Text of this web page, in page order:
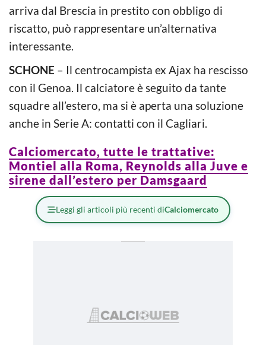
arriva dal Brescia in prestito con obbligo di
riscatto, può rappresentare un’alternativa
interessante.
SCHONE – Il centrocampista ex Ajax ha rescisso
con il Genoa. Il calciatore è seguito da tante
squadre all’estero, ma si è aperta una soluzione
anche in Serie A: contatti con il Cagliari.
Calciomercato, tutte le trattative:
Montiel alla Roma, Reynolds alla Juve e
sirene dall’estero per Damsgaard
Leggi gli articoli più recenti diCalciomercato